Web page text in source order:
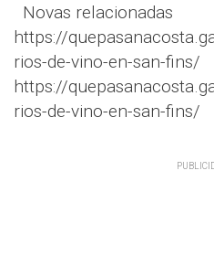
Novas relacionadas
https://
rios-de-vino-en-san-fins/
https://
rios-de-vino-en-san-fins/